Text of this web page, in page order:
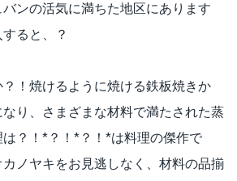
ンの活気に満ちた地区にあります
ると、？
！焼けるように焼ける鉄板焼きか
り、さまざまな材料で満たされた蒸
は？！*？！*？！*は料理の傑作で
ノヤキをお見逃しなく、材料の品揃